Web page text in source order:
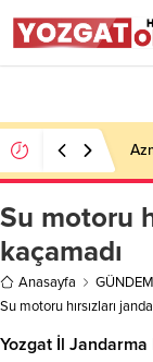
Su motoru
kaçamadı
Anasayfa GÜNDEM
Su motoru hırsızları
Yozgat İl Jandarma